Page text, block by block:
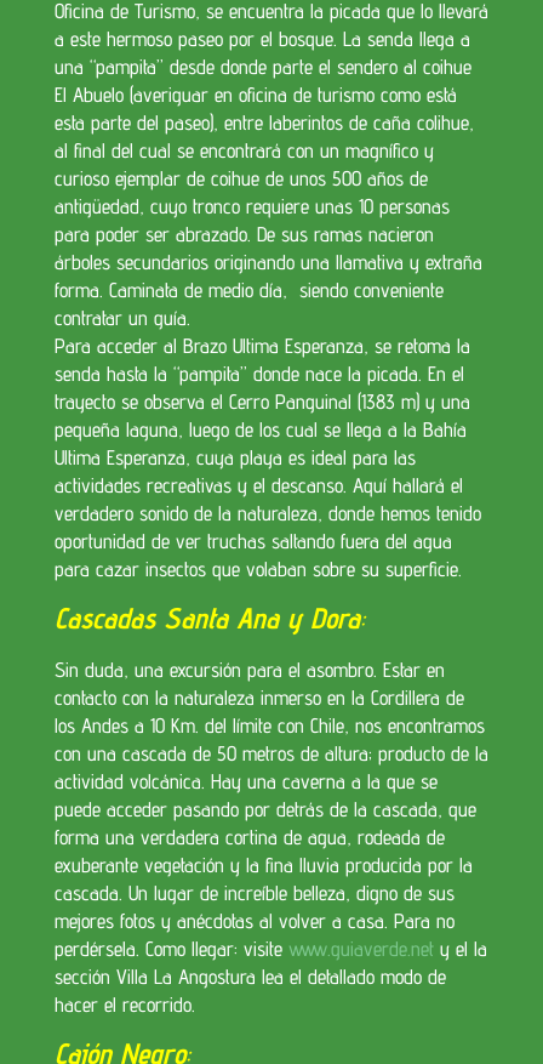
Oficina de Turismo, se encuentra la picada que lo llevará
a este hermoso paseo por el bosque. La senda llega a
una “pampita” desde donde parte el sendero al coihue
El Abuelo (averiguar en oficina de turismo como está
esta parte del paseo), entre laberintos de caña colihue,
al final del cual se encontrará con un magnífico y
curioso ejemplar de coihue de unos 500 años de
antigüedad, cuyo tronco requiere unas 10 personas
para poder ser abrazado. De sus ramas nacieron
árboles secundarios originando una llamativa y extraña
forma. Caminata de medio día, siendo conveniente
contratar un guía.
Para acceder al Brazo Ultima Esperanza, se retoma la
senda hasta la “pampita” donde nace la picada. En el
trayecto se observa el Cerro Panguinal (1383 m) y una
pequeña laguna, luego de los cual se llega a la Bahía
Ultima Esperanza, cuya playa es ideal para las
actividades recreativas y el descanso. Aquí hallará el
verdadero sonido de la naturaleza, donde hemos tenido
oportunidad de ver truchas saltando fuera del agua
para cazar insectos que volaban sobre su superficie.
Cascadas Santa Ana y Dora:
Sin duda, una excursión para el asombro. Estar en
contacto con la naturaleza inmerso en la Cordillera de
los Andes a 10 Km. del límite con Chile, nos encontramos
con una cascada de 50 metros de altura; producto de la
actividad volcánica. Hay una caverna a la que se
puede acceder pasando por detrás de la cascada, que
forma una verdadera cortina de agua, rodeada de
exuberante vegetación y la fina lluvia producida por la
cascada. Un lugar de increíble belleza, digno de sus
mejores fotos y anécdotas al volver a casa. Para no
perdérsela. Como llegar: visite www.guiaverde.net y el la
sección Villa La Angostura lea el detallado modo de
hacer el recorrido.
Cajón Negro: